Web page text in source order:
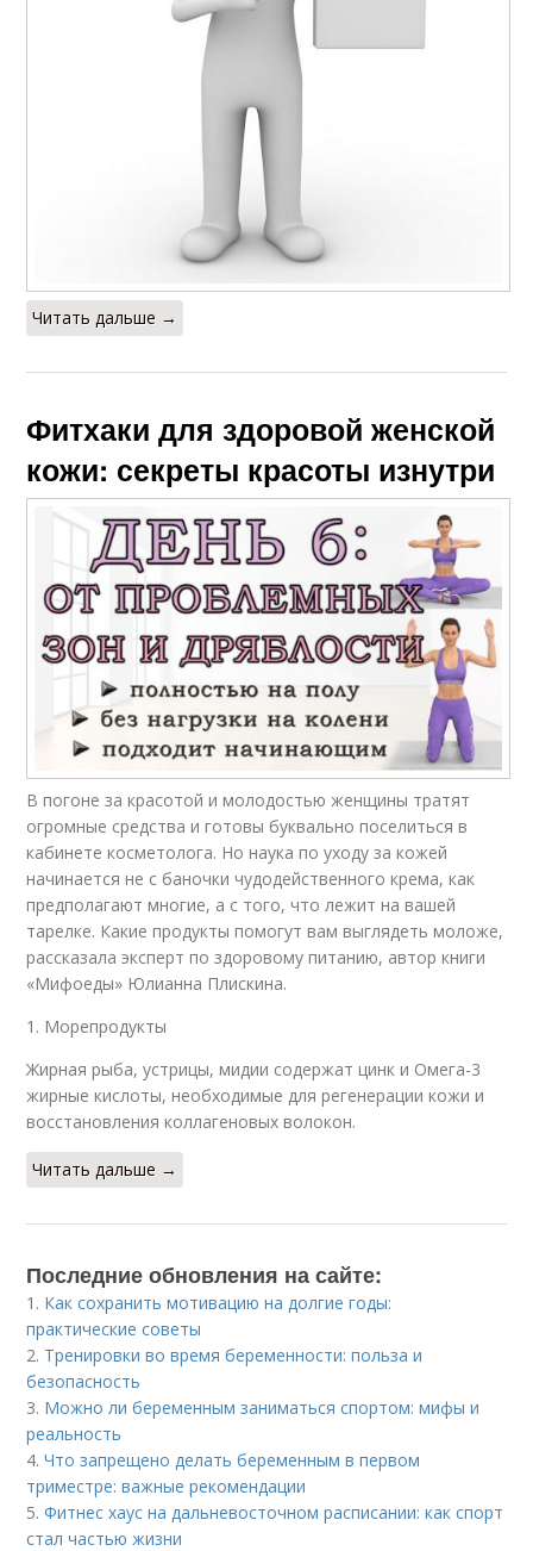
Читать дальше →
Фитхаки для здоровой женской
кожи: секреты красоты изнутри
В погоне за красотой и молодостью женщины тратят
огромные средства и готовы буквально поселиться в
кабинете косметолога. Но наука по уходу за кожей
начинается не с баночки чудодейственного крема, как
предполагают многие, а с того, что лежит на вашей
тарелке. Какие продукты помогут вам выглядеть моложе,
рассказала эксперт по здоровому питанию, автор книги
«Мифоеды» Юлианна Плискина.
1. Морепродукты
Жирная рыба, устрицы, мидии содержат цинк и Омега-3
жирные кислоты, необходимые для регенерации кожи и
восстановления коллагеновых волокон.
Читать дальше →
Последние обновления на сайте:
1. Как сохранить мотивацию на долгие годы:
практические советы
2. Тренировки во время беременности: польза и
безопасность
3. Можно ли беременным заниматься спортом: мифы и
реальность
4.Что запрещено делать беременным в первом
триместре: важные рекомендации
5.Фитнес хаус на дальневосточном расписании: как спорт
стал частью жизни